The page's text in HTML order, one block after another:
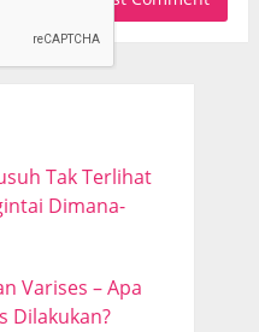
Tak Terlihat
Dimana-
Varises – Apa
Dilakukan?